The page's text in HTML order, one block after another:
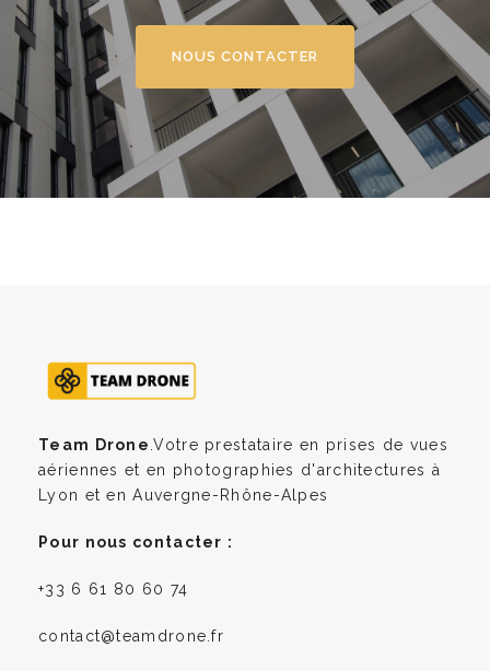
NOUS CONTACTER
Team Drone .Votre prestataire en prises de vues
aériennes et en photographies d'architectures à
Lyon et en Auvergne-Rhône-Alpes
Pour nous contacter :
+33 6 61 80 60 74
contact@teamdrone.fr